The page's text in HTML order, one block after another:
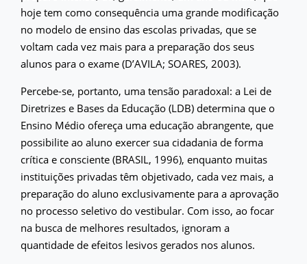
hoje tem como consequência uma grande modificação
no modelo de ensino das escolas privadas, que se
voltam cada vez mais para a preparação dos seus
alunos para o exame (D’AVILA; SOARES, 2003).
Percebe-se, portanto, uma tensão paradoxal: a Lei de
Diretrizes e Bases da Educação (LDB) determina que o
Ensino Médio ofereça uma educação abrangente, que
possibilite ao aluno exercer sua cidadania de forma
crítica e consciente (BRASIL, 1996), enquanto muitas
instituições privadas têm objetivado, cada vez mais, a
preparação do aluno exclusivamente para a aprovação
no processo seletivo do vestibular. Com isso, ao focar
na busca de melhores resultados, ignoram a
quantidade de efeitos lesivos gerados nos alunos.